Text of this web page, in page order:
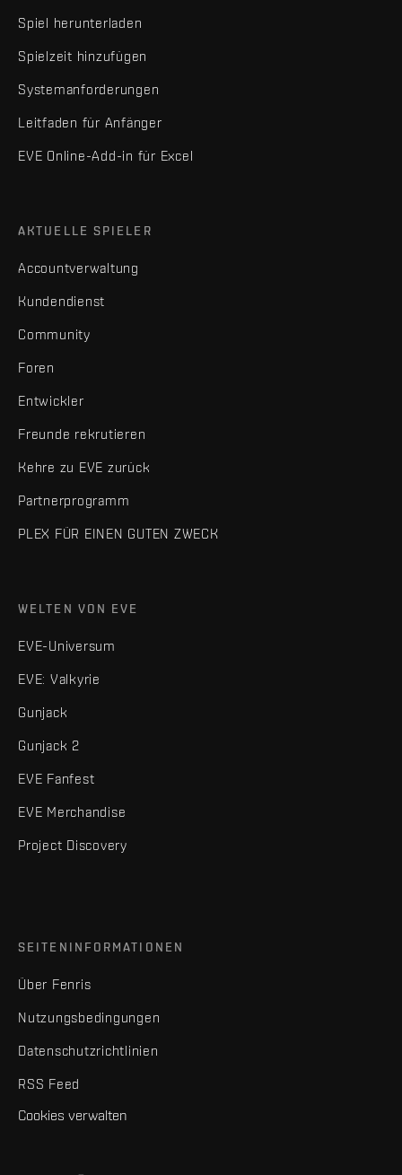
Spiel herunterladen
Spielzeit hinzufügen
Systemanforderungen
Leitfaden für Anfänger
EVE Online-Add-in für Excel
AKTUELLE SPIELER
Accountverwaltung
Kundendienst
Community
Foren
Entwickler
Freunde rekrutieren
Kehre zu EVE zurück
Partnerprogramm
PLEX FÜR EINEN GUTEN ZWECK
WELTEN VON EVE
EVE-Universum
EVE: Valkyrie
Gunjack
Gunjack 2
EVE Fanfest
EVE Merchandise
Project Discovery
SEITENINFORMATIONEN
Über Fenris
Nutzungsbedingungen
Datenschutzrichtlinien
RSS Feed
Cookies verwalten